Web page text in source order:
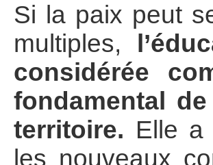
Si la paix peut
multiples,
considérée
fondamental
territoire. Elle a
les nouveaux